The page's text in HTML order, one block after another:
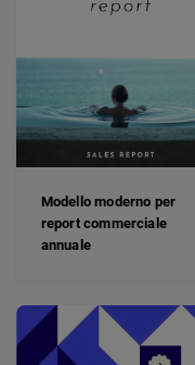
Modello moderno per
report commerciale
annuale